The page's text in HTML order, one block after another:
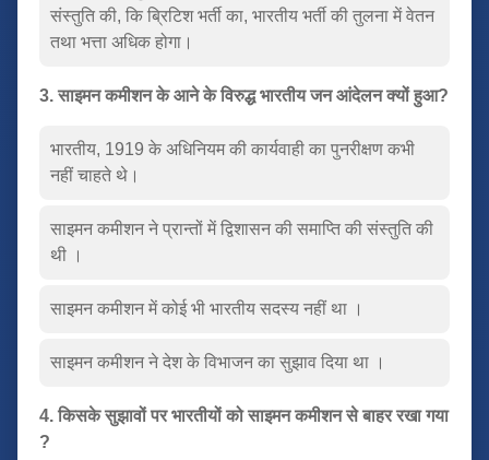
संस्तुति की, कि ब्रिटिश भर्ती का, भारतीय भर्ती की तुलना में वेतन
तथा भत्ता अधिक होगा।
3. साइमन कमीशन के आने के विरुद्ध भारतीय जन आंदेलन क्यों हुआ?
भारतीय, 1919 के अधिनियम की कार्यवाही का पुनरीक्षण कभी
नहीं चाहते थे।
साइमन कमीशन ने प्रान्तों में द्विशासन की समाप्ति की संस्तुति की
थी ।
साइमन कमीशन में कोई भी भारतीय सदस्य नहीं था ।
साइमन कमीशन ने देश के विभाजन का सुझाव दिया था ।
4. किसके सुझावों पर भारतीयों को साइमन कमीशन से बाहर रखा गया
?